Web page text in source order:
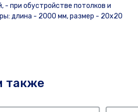
- при обустройстве потолков и
длина - 2000 мм, размер - 20х20
также